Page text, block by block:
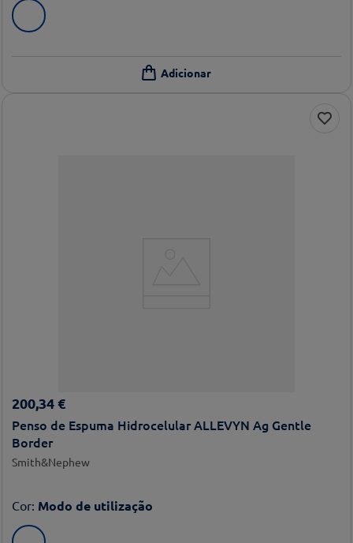
200,34 €
Penso de Espuma Hidrocelular ALLEVYN Ag Gentle
Border
Smith&Nephew
Cor: Modo de utilização